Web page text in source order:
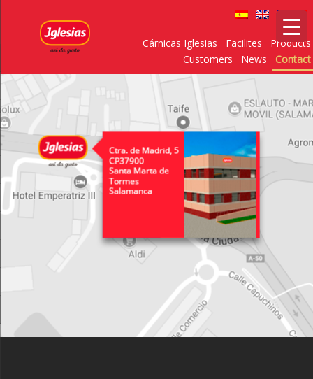
Cárnicas Iglesias Facilites
Products
Customers
News Contact